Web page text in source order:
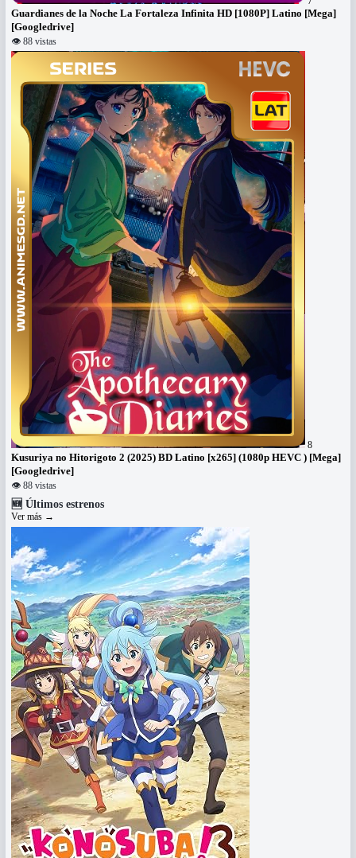
Guardianes de la Noche La Fortaleza Infinita HD [1080P] Latino [Mega]
[Googledrive]
👁 88 vistas
8
Kusuriya no Hitorigoto 2 (2025) BD Latino [x265] (1080p HEVC ) [Mega]
[Googledrive]
👁 88 vistas
🆕 Últimos estrenos
Ver más →